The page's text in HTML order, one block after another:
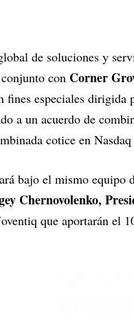
de soluciones y
con Corner
fines especiales dirigida
a un acuerdo de
cotice en
bajo el mismo equipo
Chernovolenko,
que aportarán el